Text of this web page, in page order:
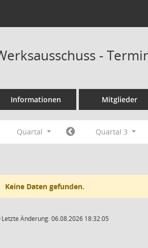
navigation
-
Informationen Mitglieder
Quartal Quartal 3
Keine Daten gefunden.
Letzte Änderung: 06.08.2026 18:32:05